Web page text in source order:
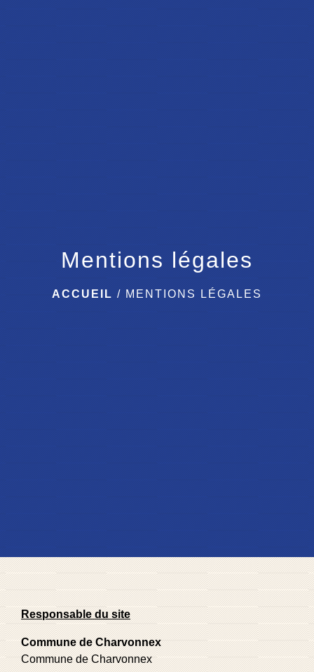
Mentions légales
ACCUEIL / MENTIONS LÉGALES
Responsable du site
Commune de Charvonnex
Commune de Charvonnex